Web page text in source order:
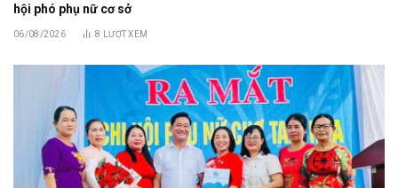
hội phó phụ nữ cơ sở
06/08/2026 8 LƯỢT XEM